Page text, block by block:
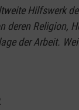
Hilfswerk
deren Religion,
der Arbeit.